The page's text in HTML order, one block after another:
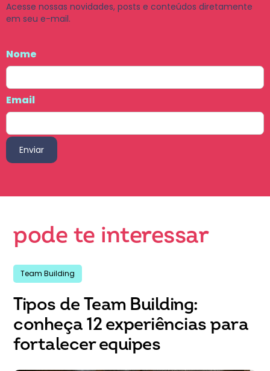
Acesse nossas novidades, posts e conteúdos diretamente
em seu e-mail.
Nome
Email
pode te interessar
Team Building
Tipos de Team Building:
conheça 12 experiências para
fortalecer equipes